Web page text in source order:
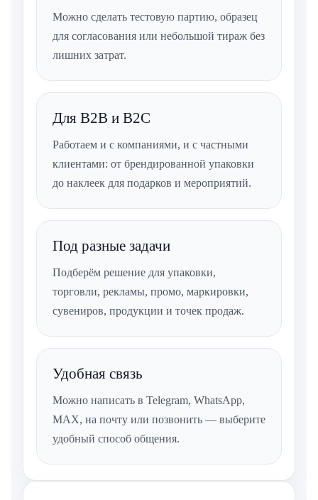
Можно сделать тестовую партию, образец
для согласования или небольшой тираж без
лишних затрат.
Для B2B и B2C
Работаем и с компаниями, и с частными
клиентами: от брендированной упаковки
до наклеек для подарков и мероприятий.
Под разные задачи
Подберём решение для упаковки,
торговли, рекламы, промо, маркировки,
сувениров, продукции и точек продаж.
Удобная связь
Можно написать в Telegram, WhatsApp,
MAX, на почту или позвонить — выберите
удобный способ общения.